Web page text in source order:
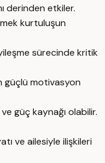
derinden etkiler.
kurtuluşun
sürecinde kritik
güçlü motivasyon
güç kaynağı olabilir.
ve ailesiyle ilişkileri